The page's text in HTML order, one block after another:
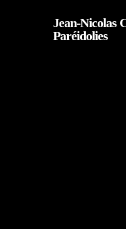
Jean-Nicolas
Paréidolies